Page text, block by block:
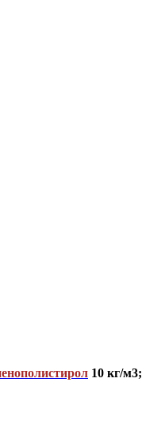
10 кг/м3;